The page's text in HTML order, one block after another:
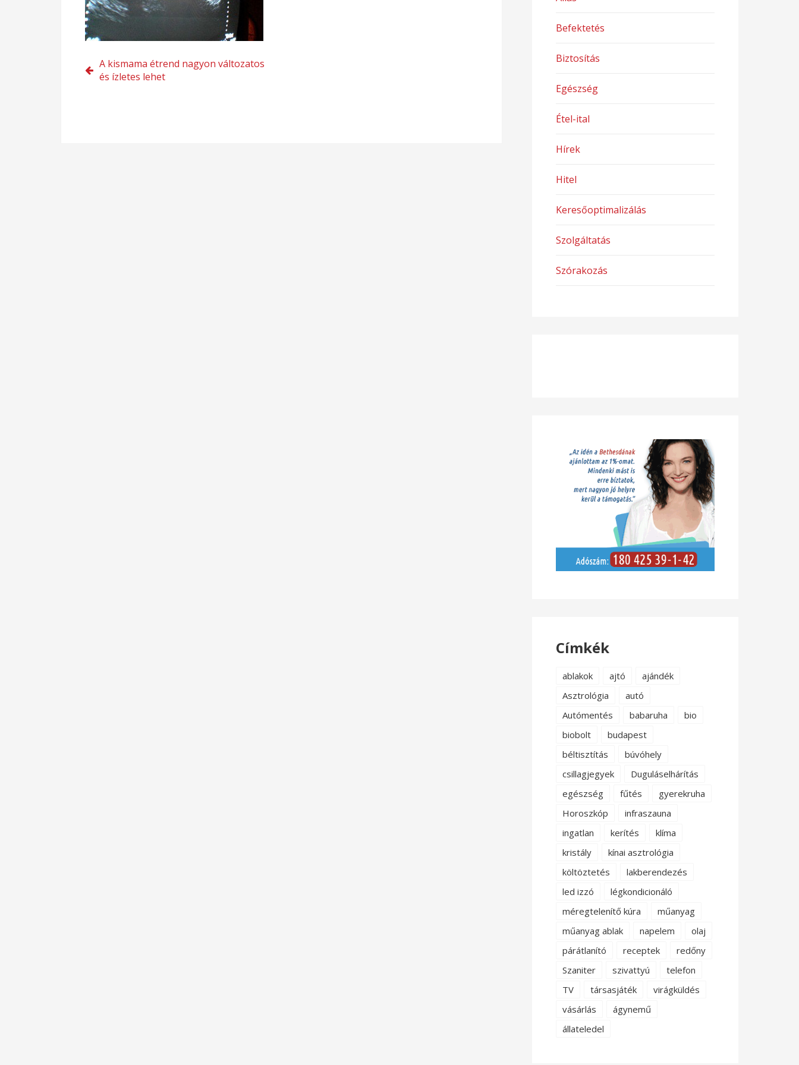
Bejegyzés
A kismama étrend nagyon változatos
és ízletes lehet
Befektetés
Biztosítás
Egészség
Étel-ital
Hírek
Hitel
Keresőoptimalizálás
Szolgáltatás
Szórakozás
Címkék
ablakok ajtó
ajándék
Asztrológia
autó
Autómentés
babaruha
bio
biobolt
budapest
béltisztítás
búvóhely
csillagjegyek
Duguláselhárítás
egészség
fűtés
gyerekruha
Horoszkóp
infraszauna
ingatlan
kerítés
klíma
kristály
kínai asztrológia
költöztetés
lakberendezés
led izzó
légkondicionáló
méregtelenítő kúra
műanyag
műanyag ablak
napelem
olaj
párátlanító
receptek
redőny
Szaniter
szivattyú
telefon
TV
társasjáték
virágküldés
vásárlás
ágynemű
állateledel